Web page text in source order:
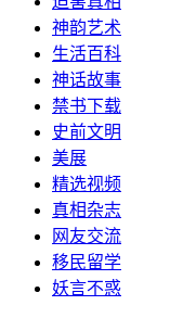
神韵艺术
生活百科
神话故事
禁书下载
史前文明
美展
精选视频
真相杂志
网友交流
移民留学
妖言不惑